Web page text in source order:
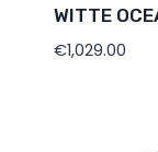
WITTE
€1,029.00